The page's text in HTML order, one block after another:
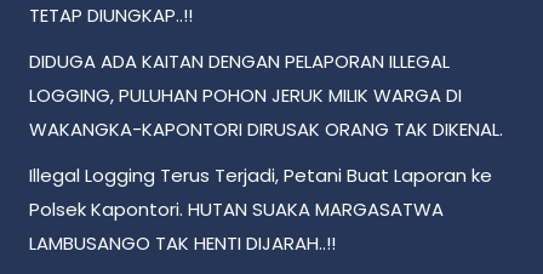
TETAP DIUNGKAP..!!
DIDUGA ADA KAITAN DENGAN PELAPORAN ILLEGAL
LOGGING, PULUHAN POHON JERUK MILIK WARGA DI
WAKANGKA-KAPONTORI DIRUSAK ORANG TAK DIKENAL.
Illegal Logging Terus Terjadi, Petani Buat Laporan ke
Polsek Kapontori. HUTAN SUAKA MARGASATWA
LAMBUSANGO TAK HENTI DIJARAH..!!